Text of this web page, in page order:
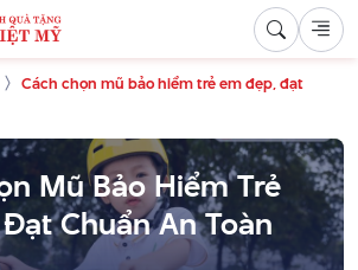
Cách chọn mũ bảo hiểm trẻ em đẹp, đạt
Mũ Bảo Hiểm Trẻ
Chuẩn An Toàn